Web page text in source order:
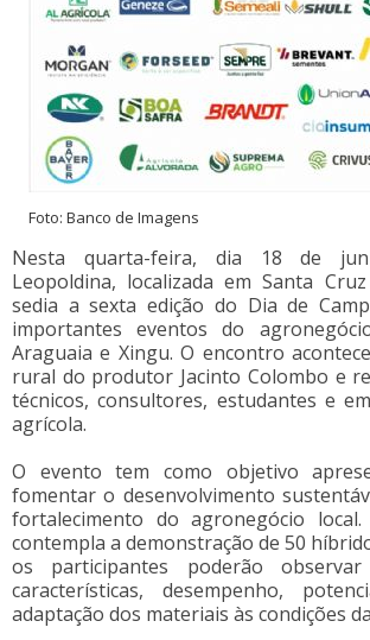
Foto: Banco de Imagens
Nesta quarta-feira, dia 18 de
Leopoldina, localizada em Santa
sedia a sexta edição do Dia de
importantes eventos do
Araguaia e Xingu. O encontro
rural do produtor Jacinto Colombo e
técnicos, consultores, estudantes e
agrícola.
O evento tem como objetivo
fomentar o desenvolvimento
fortalecimento do agronegócio
contempla a demonstração de 50
os participantes poderão
características, desempenho,
adaptação dos materiais às condições